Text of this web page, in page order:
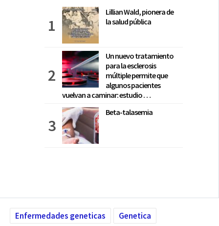
Lillian Wald, pionera de
la salud pública
Un nuevo tratamiento
para la esclerosis
múltiple permite que
algunos pacientes
vuelvan a caminar: estudio …
Beta-talasemia
Enfermedades geneticas Genetica